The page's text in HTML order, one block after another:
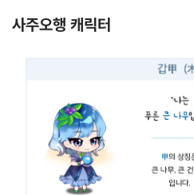
사주오행 캐릭터